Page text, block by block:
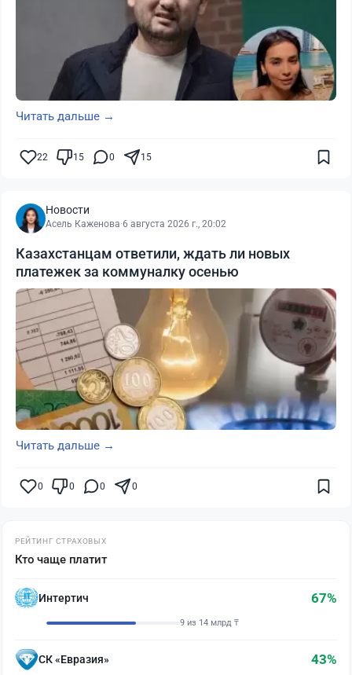
Читать дальше →
22 15 0 15
Новости
Асель Каженова·6 августа 2026 г., 20:02
Казахстанцам ответили, ждать ли новых
платежек за коммуналку осенью
Читать дальше →
0 0 0 0
РЕЙТИНГ СТРАХОВЫХ
Кто чаще платит
Интертич 67%
9 из 14 млрд ₸
СК «Евразия» 43%